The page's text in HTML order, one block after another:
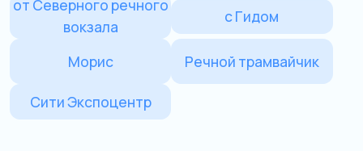
Сити Экспоцентр